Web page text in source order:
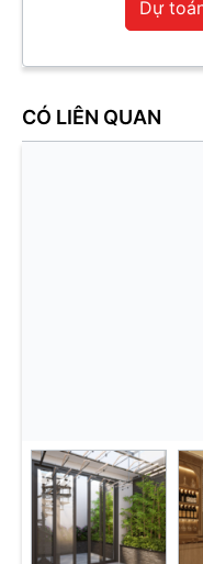
Dự
CÓ LIÊN QUAN